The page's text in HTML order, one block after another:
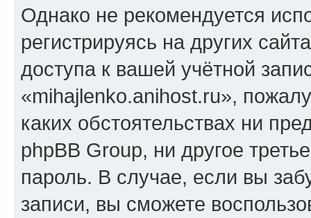
Однако не рекомендуется
регистрируясь на других
доступа к вашей учётной
«mihajlenko.anihost.ru»,
каких обстоятельствах ни
phpBB Group, ни другое
пароль. В случае, если вы
записи, вы сможете